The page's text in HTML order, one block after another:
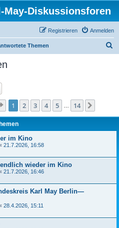
May-Diskussionsforen
Anmelden
Registrieren
Themen
Seite 1von 14
1 2 3 4 5 14
im Kino
21.7.2026, 16:58
wieder im Kino
21.7.2026, 16:46
Karl May Berlin—
28.4.2026, 15:11